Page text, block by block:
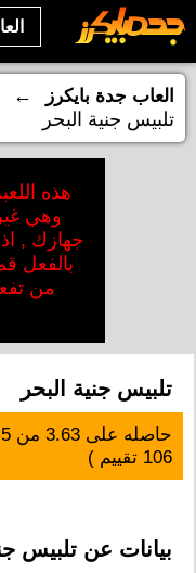
العاب جدة بايكرز ←
تلبيس جنية البحر
هذه
وهي
جهازك ,
بالفعل
من
تلبيس جنية البحر
حاصله على3.63 من5
106 تقييم )
بيانات عن تلبيس